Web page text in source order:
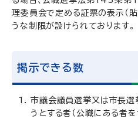
理委員会で定める証票の表示（
うな制限が設けられております。
掲示できる数
市議会議員選挙又は市長選
うとする者（公職にある者